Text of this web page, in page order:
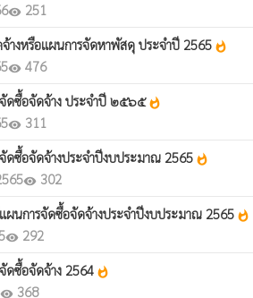
visibility 251
างหรือแผนการจัดหาพัสดุ ประจำปี 2565 whatshot
visibility 476
ดซื้อจัดจ้าง ประจำปี ๒๕๖๕whatshot
visibility 311
ดซื้อจัดจ้างประจำปีงบประมาณ 2565 whatshot
visibility 302
ผนการจัดซื้อจัดจ้างประจำปีงบประมาณ 2565 whatshot
visibility 292
ดซื้อจัดจ้าง 2564 whatshot
visibility 368